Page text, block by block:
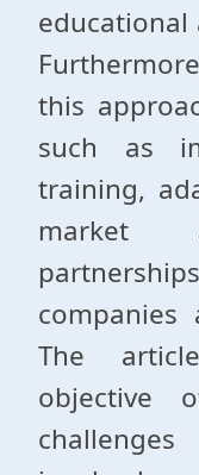
educational
this
such as
training,
market
The
objective